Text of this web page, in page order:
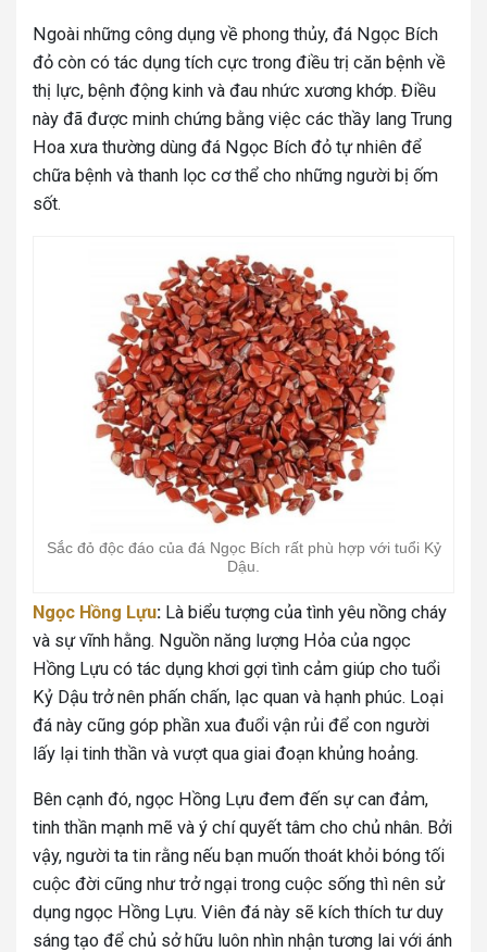
Ngoài những công dụng về phong thủy, đá Ngọc Bích
đỏ còn có tác dụng tích cực trong điều trị căn bệnh về
thị lực, bệnh động kinh và đau nhức xương khớp. Điều
này đã được minh chứng bằng việc các thầy lang Trung
Hoa xưa thường dùng đá Ngọc Bích đỏ tự nhiên để
chữa bệnh và thanh lọc cơ thể cho những người bị ốm
sốt.
Sắc đỏ độc đáo của đá Ngọc Bích rất phù hợp với tuổi Kỷ
Dậu.
Ngọc Hồng Lựu: Là biểu tượng của tình yêu nồng cháy
và sự vĩnh hằng. Nguồn năng lượng Hỏa của ngọc
Hồng Lựu có tác dụng khơi gợi tình cảm giúp cho tuổi
Kỷ Dậu trở nên phấn chấn, lạc quan và hạnh phúc. Loại
đá này cũng góp phần xua đuổi vận rủi để con người
lấy lại tinh thần và vượt qua giai đoạn khủng hoảng.
Bên cạnh đó, ngọc Hồng Lựu đem đến sự can đảm,
tinh thần mạnh mẽ và ý chí quyết tâm cho chủ nhân. Bởi
vậy, người ta tin rằng nếu bạn muốn thoát khỏi bóng tối
cuộc đời cũng như trở ngại trong cuộc sống thì nên sử
dụng ngọc Hồng Lựu. Viên đá này sẽ kích thích tư duy
sáng tạo để chủ sở hữu luôn nhìn nhận tương lai với ánh